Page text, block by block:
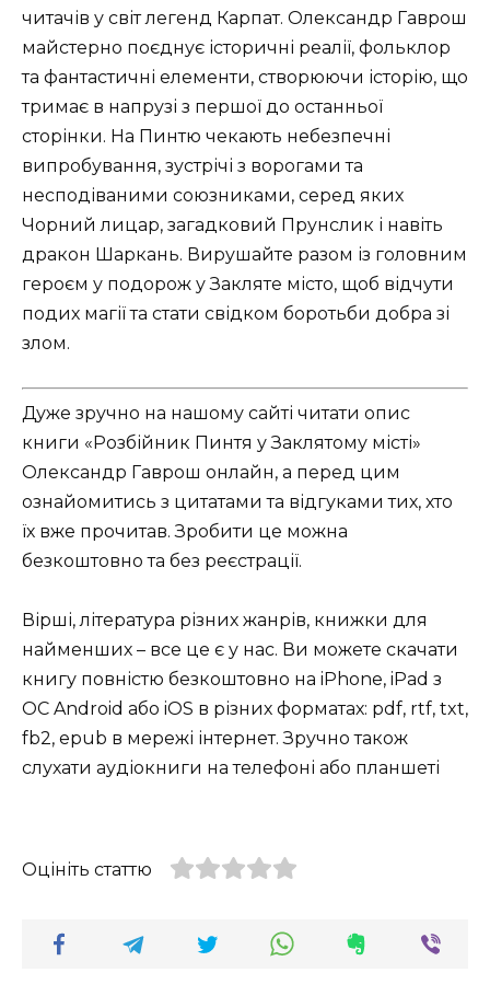
читачів у світ легенд Карпат. Олександр Гаврош
майстерно поєднує історичні реалії, фольклор
та фантастичні елементи, створюючи історію, що
тримає в напрузі з першої до останньої
сторінки. На Пинтю чекають небезпечні
випробування, зустрічі з ворогами та
несподіваними союзниками, серед яких
Чорний лицар, загадковий Прунслик і навіть
дракон Шаркань. Вирушайте разом із головним
героєм у подорож у Закляте місто, щоб відчути
подих магії та стати свідком боротьби добра зі
злом.
Дуже зручно на нашому сайті читати опис
книги «Розбійник Пинтя у Заклятому місті»
Олександр Гаврош онлайн, а перед цим
ознайомитись з цитатами та відгуками тих, хто
їх вже прочитав. Зробити це можна
безкоштовно та без реєстрації.
Вірші, література різних жанрів, книжки для
найменших – все це є у нас. Ви можете скачати
книгу повністю безкоштовно на iPhone, iPad з
ОС Android або iOS в різних форматах: pdf, rtf, txt,
fb2, epub в мережі інтернет. Зручно також
слухати аудіокниги на телефоні або планшеті
Оцініть статтю